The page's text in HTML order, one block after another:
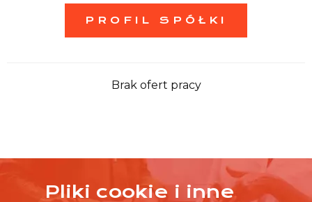
PROFIL SPÓŁKI
Brak ofert pracy
Pliki cookie i inne